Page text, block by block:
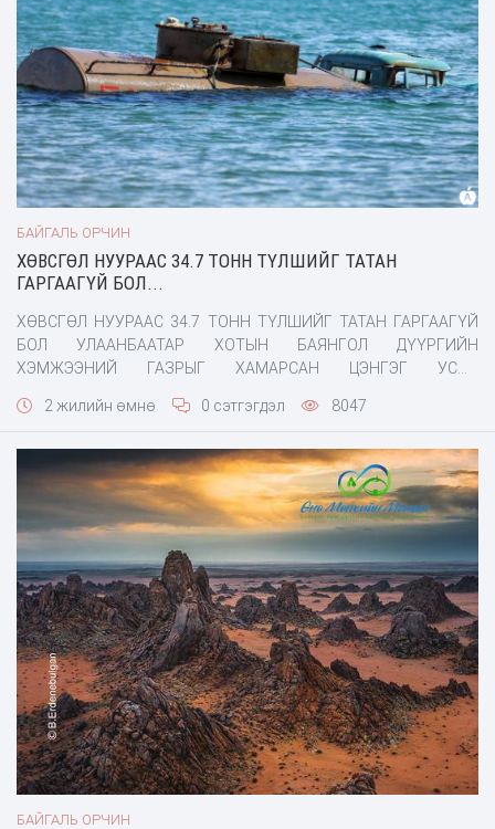
БАЙГАЛЬ ОРЧИН
ХӨВСГӨЛ НУУРААС 34.7 ТОНН ТҮЛШИЙГ ТАТАН
ГАРГААГҮЙ БОЛ...
ХӨВСГӨЛ НУУРААС 34.7 ТОНН ТҮЛШИЙГ ТАТАН ГАРГААГҮЙ
БОЛ УЛААНБААТАР ХОТЫН БАЯНГОЛ ДҮҮРГИЙН
ХЭМЖЭЭНИЙ ГАЗРЫГ ХАМАРСАН ЦЭНГЭГ УСЫГ
ТОГТООЖЭЭ.
2 жилийн өмнө 0 сэтгэгдэл 8047
БАЙГАЛЬ ОРЧИН